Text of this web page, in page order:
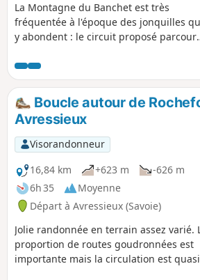
La Montagne du Banchet est très
fréquentée à l'époque des jonquilles
y abondent : le circuit proposé parcourt
jusqu'aux ruines du fier Château de
Montbel.
Boucle autour de
Avressieux
Visorandonneur
16,84 km
+623 m
-626 m
6h 35
Moyenne
Départ à Avressieux (Savoie)
Jolie randonnée en terrain assez varié.
proportion de routes goudronnées est
importante mais la circulation est quasi